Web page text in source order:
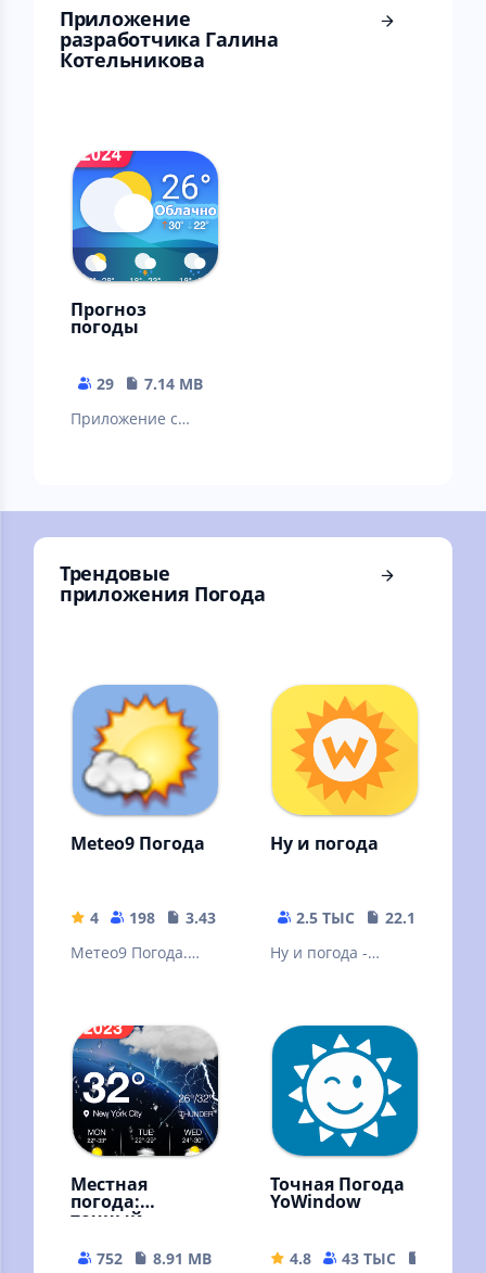
Приложение
разработчика Галина
Котельникова
Прогноз
погоды
29
7.14 MB
Приложение с
виджетом
Трендовые
приложения Погода
Meteo9 Погода
4 198
3.43 MB
Метео9 Погода.
мире.
Ну и погода
2.5 ТЫС
22.11 MB
Ну и погода -
Местная
погода:
точный
погоды —
752
8.91 MB
Точная Погода
YoWindow
4.8 43 ТЫС